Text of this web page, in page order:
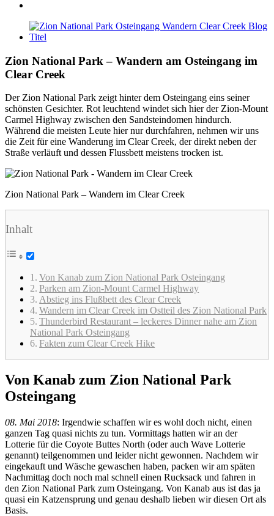
Zeige
grösseres
Zion National Park – Wandern am Osteingang im
Clear Creek
Der Zion National Park zeigt hinter dem Osteingang eins seiner
schönsten Gesichter. Rot leuchtend windet sich hier der Zion-Mount
Carmel Highway zwischen den Sandsteindomen hindurch.
Während die meisten Leute hier nur durchfahren, nehmen wir uns
die Zeit für eine Wanderung im Clear Creek, der direkt neben der
Straße verläuft und dessen Flussbett meistens trocken ist.
Zion National Park – Wandern im Clear Creek
Inhalt
Von Kanab zum Zion National Park Osteingang
Parken am Zion-Mount Carmel Highway
Abstieg ins Flußbett des Clear Creek
Wandern im Clear Creek im Ostteil des Zion National Park
Thunderbird Restaurant – leckeres Dinner nahe am Zion
National Park Osteingang
Fakten zum Clear Creek Hike
Von Kanab zum Zion National Park
Osteingang
08. Mai 2018: Irgendwie schaffen wir es wohl doch nicht, einen
ganzen Tag quasi nichts zu tun. Vormittags hatten wir an der
Lotterie für die Coyote Buttes North (oder auch Wave Lotterie
genannt) teilgenommen und leider nicht gewonnen. Nachdem wir
eingekauft und Wäsche gewaschen haben, packen wir am späten
Nachmittag doch noch mal schnell einen Rucksack und fahren in
den Zion National Park zum Osteingang. Von Kanab aus ist das ja
quasi ein Katzensprung und genau deshalb lieben wir diesen Ort als
Basis.